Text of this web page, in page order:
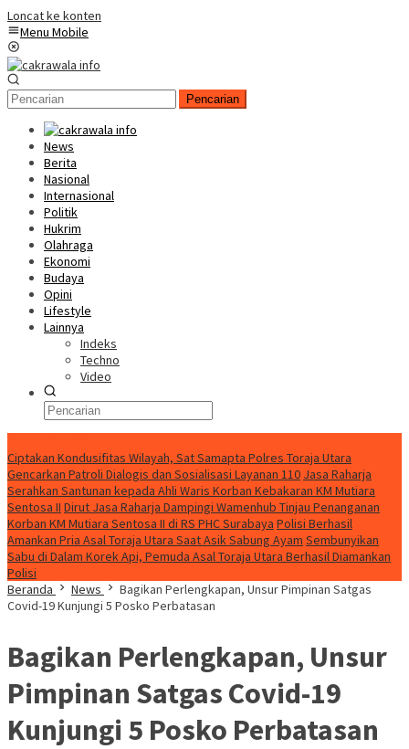
Loncat ke konten
Menu Mobile
Pencarian
News
Berita
Nasional
Internasional
Politik
Hukrim
Olahraga
Ekonomi
Budaya
Opini
Lifestyle
Lainnya
Indeks
Techno
Video
Ciptakan Kondusifitas Wilayah, Sat Samapta Polres Toraja Utara
Gencarkan Patroli Dialogis dan Sosialisasi Layanan 110 Jasa Raharja
Serahkan Santunan kepada Ahli Waris Korban Kebakaran KM Mutiara
Sentosa II Dirut Jasa Raharja Dampingi Wamenhub Tinjau Penanganan
Korban KM Mutiara Sentosa II di RS PHC Surabaya Polisi Berhasil
Amankan Pria Asal Toraja Utara Saat Asik Sabung Ayam Sembunyikan
Sabu di Dalam Korek Api, Pemuda Asal Toraja Utara Berhasil Diamankan
Polisi
Beranda
News
Bagikan Perlengkapan, Unsur Pimpinan Satgas
Covid-19 Kunjungi 5 Posko Perbatasan
Bagikan Perlengkapan, Unsur
Pimpinan Satgas Covid-19
Kunjungi 5 Posko Perbatasan